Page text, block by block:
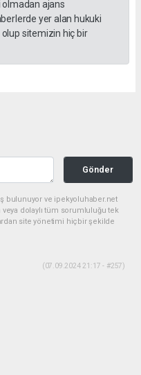
ajans
yer alan hukuki
sitemizin hiç bir
Gönder
bulunuyor ve ipekyoluhaber.net
veya dolaylı tüm sorumluluğu tek
site yönetimi hiçbir şekilde
(07.09.2024 21:17 - #257)